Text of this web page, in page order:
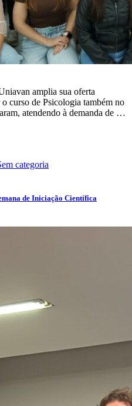
amplia sua oferta
curso de Psicologia também no
atendendo à demanda de …
categoria
de Iniciação Científica